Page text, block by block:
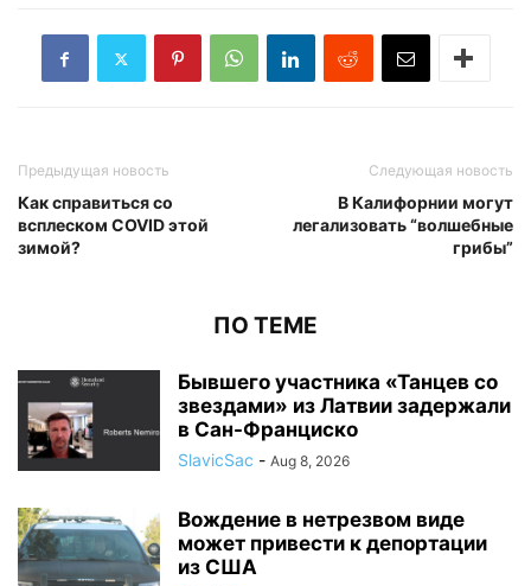
Предыдущая новость
Как справиться со
всплеском COVID этой
зимой?
Следующая новость
В Калифорнии могут
легализовать “волшебные
грибы”
ПО ТЕМЕ
Бывшего участника «Танцев со
звездами» из Латвии задержали
в Сан-Франциско
SlavicSac - Aug 8, 2026
Вождение в нетрезвом виде
может привести к депортации
из США